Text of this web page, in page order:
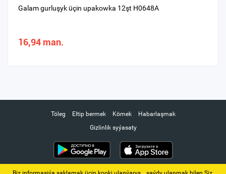
Galam gurluşyk üçin upakowka 12şt H0648A
16,94 man.
Töleg Eltip bermek Kömek
Habarlaşmak
Gizlinlik syýasaty